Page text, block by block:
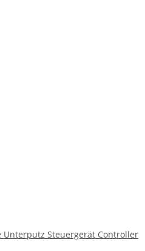
Unterputz Steuergerät Controller